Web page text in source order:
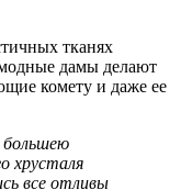
тканях
дамы делают
комету и даже ее
большею
хрусталя
все отливы